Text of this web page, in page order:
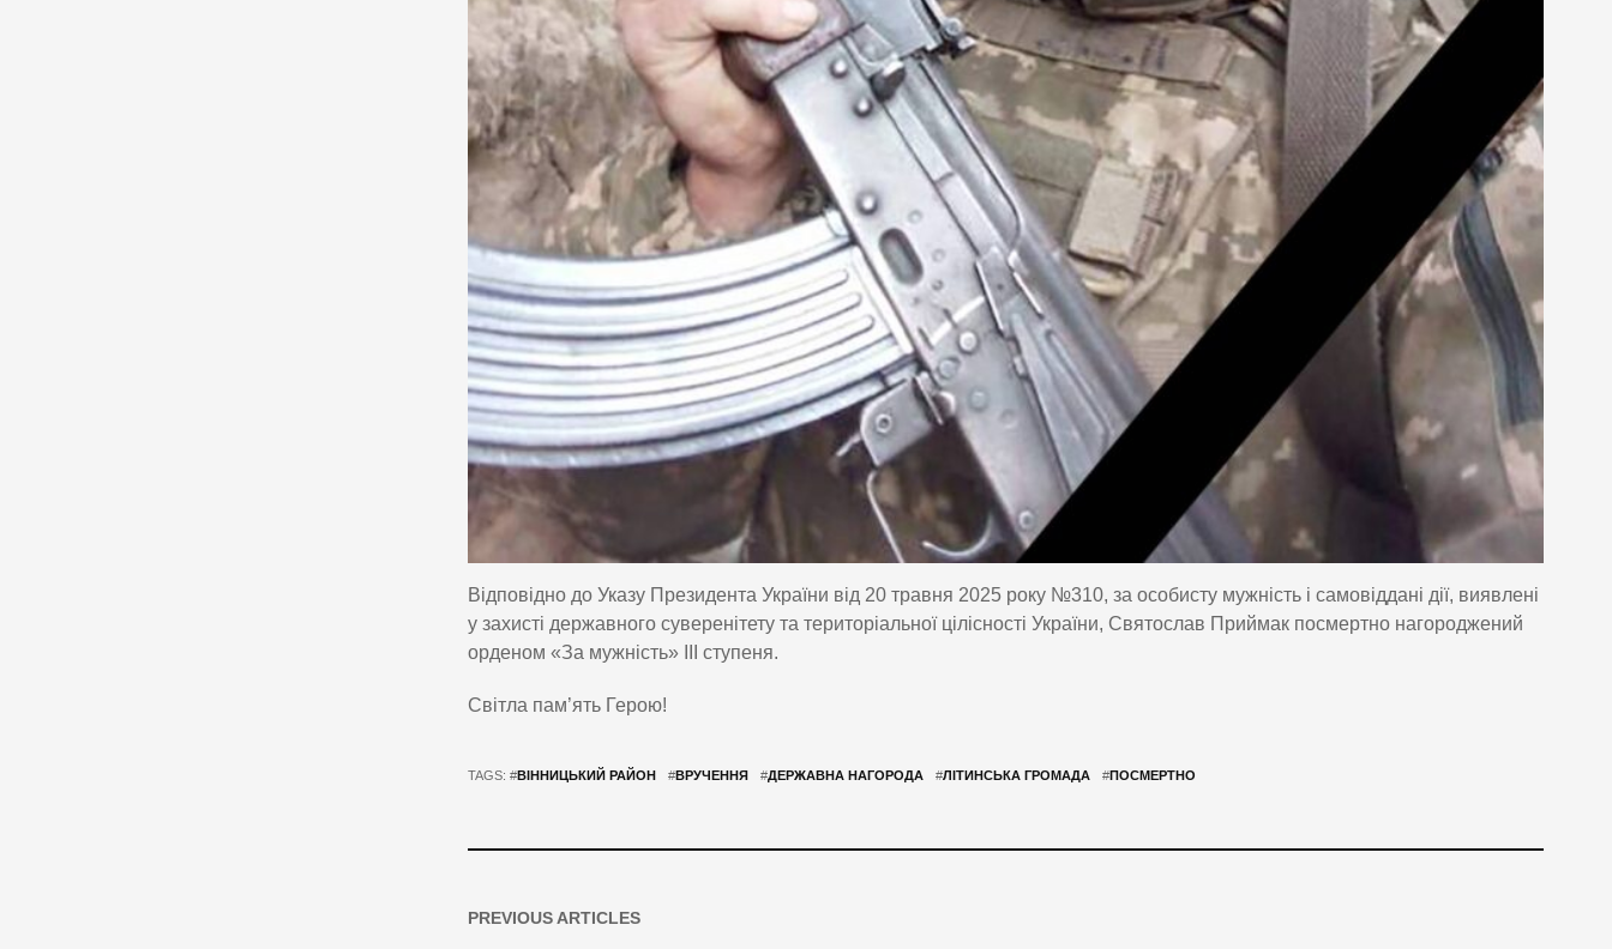
Відповідно до Указу Президента України від 20 травня 2025 року №310, за особисту мужність і самовіддані дії, виявлені
у захисті державного суверенітету та територіальної цілісності України, Святослав Приймак посмертно нагороджений
орденом «За мужність» III ступеня.
Світла пам’ять Герою!
TAGS: #ВІННИЦЬКИЙ РАЙОН #ВРУЧЕННЯ #ДЕРЖАВНА НАГОРОДА #ЛІТИНСЬКА ГРОМАДА #ПОСМЕРТНО
PREVIOUS ARTICLES